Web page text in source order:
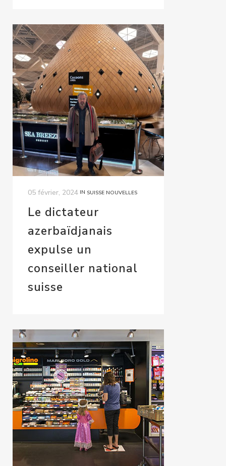
05 février, 2024 IN SUISSE NOUVELLES
Le dictateur
azerbaïdjanais
expulse un
conseiller national
suisse